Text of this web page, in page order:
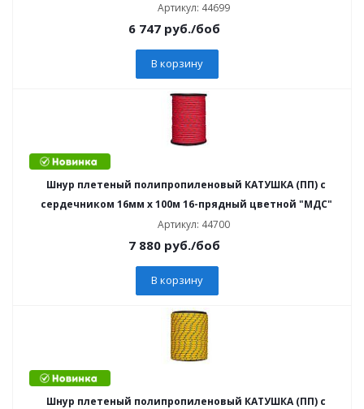
Артикул: 44699
6 747руб./боб
В корзину
Шнур плетеный полипропиленовый КАТУШКА (ПП) с
сердечником 16мм х 100м 16-прядный цветной "МДС"
Артикул: 44700
7 880руб./боб
В корзину
Шнур плетеный полипропиленовый КАТУШКА (ПП) с